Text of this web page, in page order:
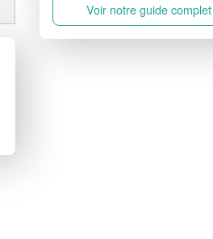
Voir notre guide complet